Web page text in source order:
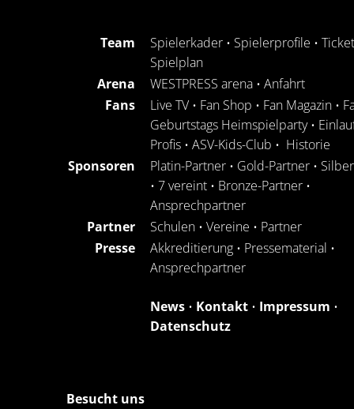
Team Spielerkader • Spielerprofile •
Spielplan
Arena
WESTPRESS arena • Anfahrt
Fans
Live TV • Fan Shop • Fan Magazin •
Geburtstags Heimspielparty•
Profis • ASV-Kids-Club • Historie
Sponsoren
Platin-Partner • Gold-Partner •
• 7 vereint • Bronze-Partner •
Ansprechpartner
Partner
Schulen • Vereine • Partner
Presse
Akkreditierung • Pressematerial •
Ansprechpartner
News • Kontakt • Impressum •
Datenschutz
Besucht uns